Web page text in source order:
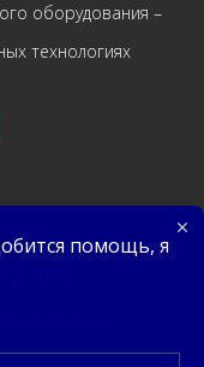
оборудования –
технологиях
помощь, я